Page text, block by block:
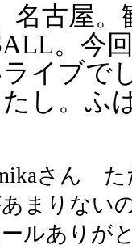
名古屋
。今
イブで
し。ふ
さん た
まりない
ルありが